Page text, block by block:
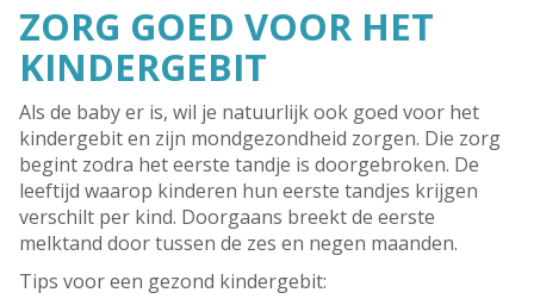
ZORG GOED VOOR HET
KINDERGEBIT
Als de baby er is, wil je natuurlijk ook goed voor het
kindergebit en zijn mondgezondheid zorgen. Die zorg
begint zodra het eerste tandje is doorgebroken. De
leeftijd waarop kinderen hun eerste tandjes krijgen
verschilt per kind. Doorgaans breekt de eerste
melktand door tussen de zes en negen maanden.
Tips voor een gezond kindergebit: